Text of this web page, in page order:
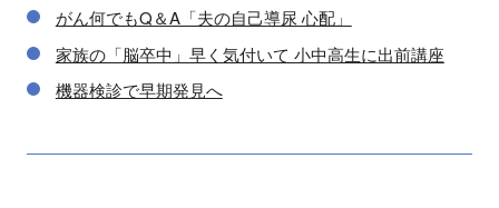
がん何でもQ＆A「夫の自己導尿 心配」
家族の「脳卒中」早く気付いて 小中高生に出前講座
機器検診で早期発見へ